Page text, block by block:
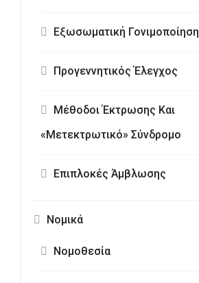
Εξωσωματική Γονιμοποίηση
Προγεννητικός Έλεγχος
Μέθοδοι Έκτρωσης Και
«Μετεκτρωτικό» Σύνδρομο
Επιπλοκές Άμβλωσης
Νομικά
Νομοθεσία